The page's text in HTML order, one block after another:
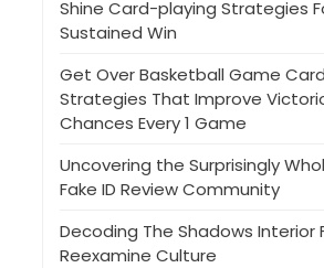
Shine Card-playing Strategies
Sustained Win
Get Over Basketball Game
Strategies That Improve
Chances Every 1 Game
Uncovering the Surprisingly
Fake ID Review Community
Decoding The Shadows Interior
Reexamine Culture